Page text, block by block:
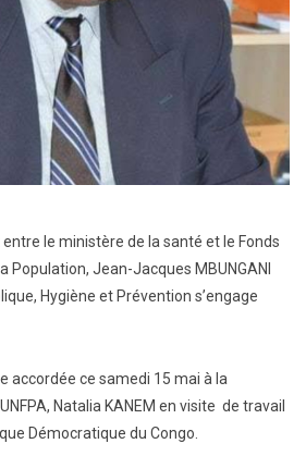
le ministère de la santé et le Fonds
Population, Jean-Jacques MBUNGANI
Hygiène et Prévention s’engage
accordée ce samedi 15 mai à la
Natalia KANEM en visite de travail
Démocratique du Congo.